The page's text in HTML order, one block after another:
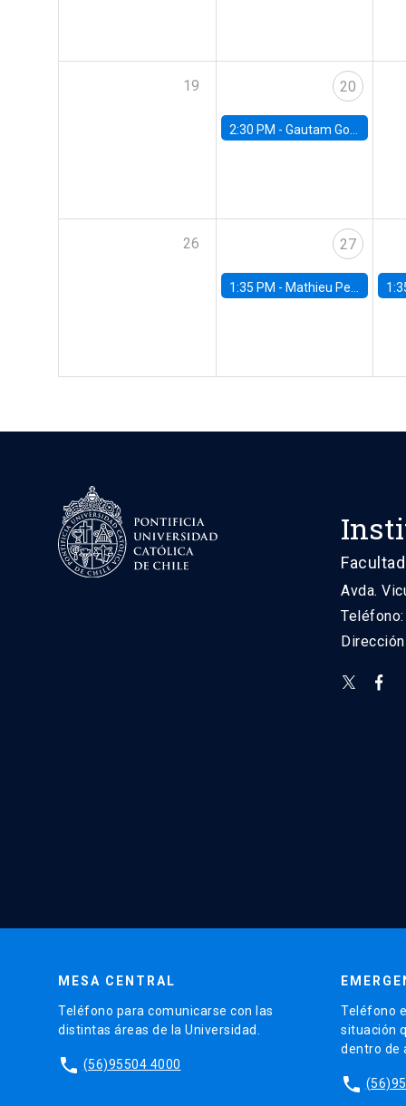
19 20
2:30 PM - Gautam Gowrisankaran, Columbia University
26 27
1:35 PM - Mathieu Pedemonte, IDB
Avda.
MESA CENTRAL
Teléfono para comunicarse con las
distintas áreas de la Universidad.
phone (56)95504 4000
Teléfono
situación
dentro de
phone